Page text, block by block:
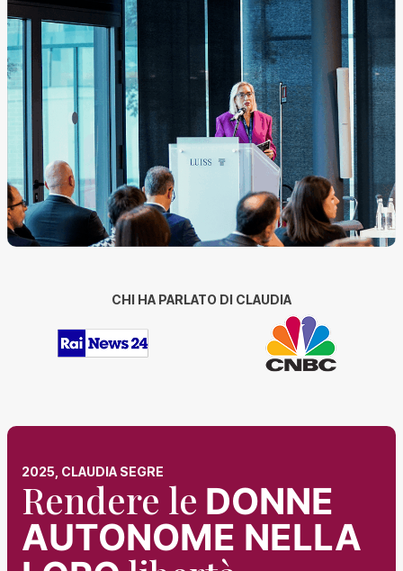
CHI HA PARLATO DI CLAUDIA
2025, CLAUDIA SEGRE
Rendere le DONNE
AUTONOME NELLA